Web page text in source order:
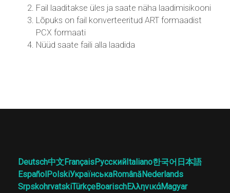
Fail laaditakse üles ja saate näha laadimisikooni
Lõpuks on fail konverteeritud ART formaadist
PCX formaati
Nüüd saate faili alla laadida
Deutsch中文FrançaisРусскийItaliano한국어 日本語
EspañolPolskiУкраїнськаRomânăNederlands
SrpskohrvatskiTürkçeBoarischΕλληνικάMagyar